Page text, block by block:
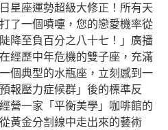
星座運勢超級大修正！所有天
了一個噴嚏，您的戀愛機率從
降至負百分之八十七！」廣播
經歷中年危機的雙子座，充滿
個典型的水瓶座，立刻感到一
報壓力症候群」後的標準反
營一家「平衡美學」咖啡館的
黃金分割線中走出來的藝術